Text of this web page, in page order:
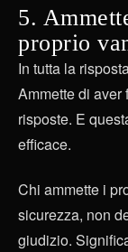
5.
proprio
In tutta la
Ammette di aver
risposte. E
efficace.
Chi ammette i
sicurezza, non
giudizio.